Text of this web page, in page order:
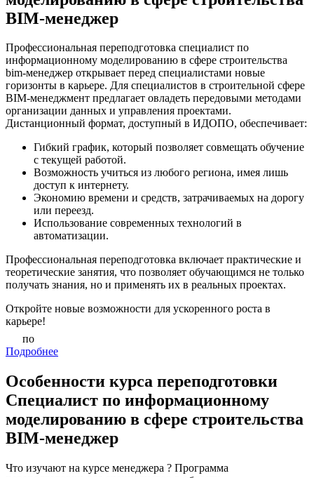
BIM-менеджер
Профессиональная переподготовка специалист по
информационному моделированию в сфере строительства
bim-менеджер открывает перед специалистами новые
горизонты в карьере. Для специалистов в строительной сфере
BIM-менеджмент предлагает овладеть передовыми методами
организации данных и управления проектами.
Дистанционный формат, доступный в ИДОПО, обеспечивает:
Гибкий график, который позволяет совмещать обучение
с текущей работой.
Возможность учиться из любого региона, имея лишь
доступ к интернету.
Экономию времени и средств, затрачиваемых на дорогу
или переезд.
Использование современных технологий в
автоматизации.
Профессиональная переподготовка включает практические и
теоретические занятия, что позволяет обучающимся не только
получать знания, но и применять их в реальных проектах.
Откройте новые возможности для ускоренного роста в
карьере!
по
Подробнее
Особенности курса переподготовки
Специалист по информационному
моделированию в сфере строительства
BIM-менеджер
Что изучают на курсе менеджера ? Программа